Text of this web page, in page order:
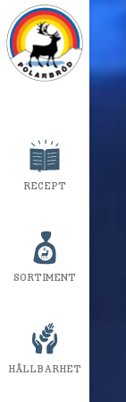
RECEPT
SORTIMENT
HÅLLBARHET